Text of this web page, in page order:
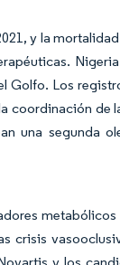
y la
Golfo. Los
coordinación de
una segunda
crisis